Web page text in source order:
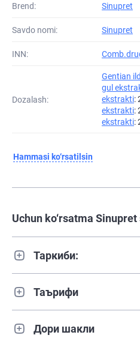
Brend: Sinupret
Savdo nomi: Sinupret
INN:
Dozalash:
Gentian
gul
ekstrakti:
ekstrakti:
ekstrakti:
Hammasi ko‘rsatilsin
Uchun ko‘rsatma
Таркиби:
Таърифи
Дори шакли